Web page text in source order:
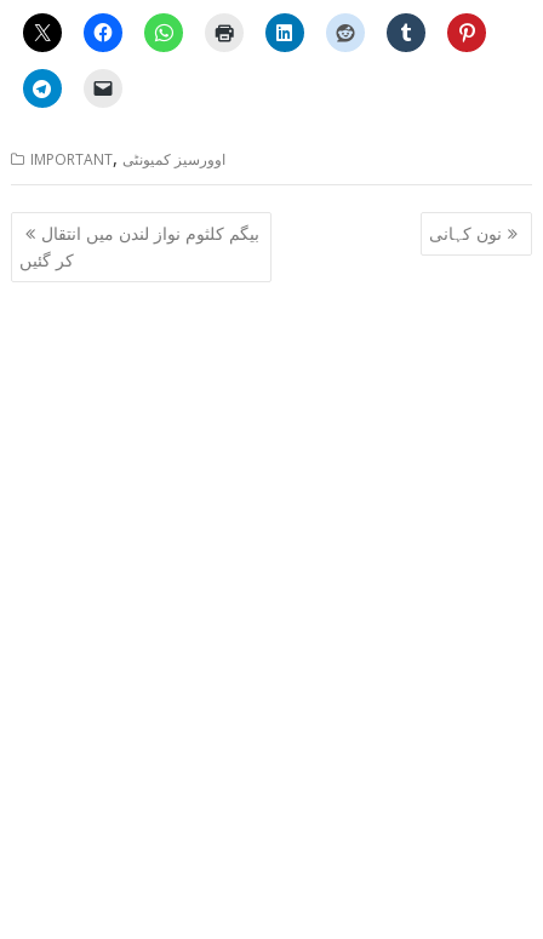
IMPORTANT, اوورسیز کمیونٹی
Post
navigation
بیگم کلثوم نواز لندن میں انتقال
کر گئیں
نون کہانی